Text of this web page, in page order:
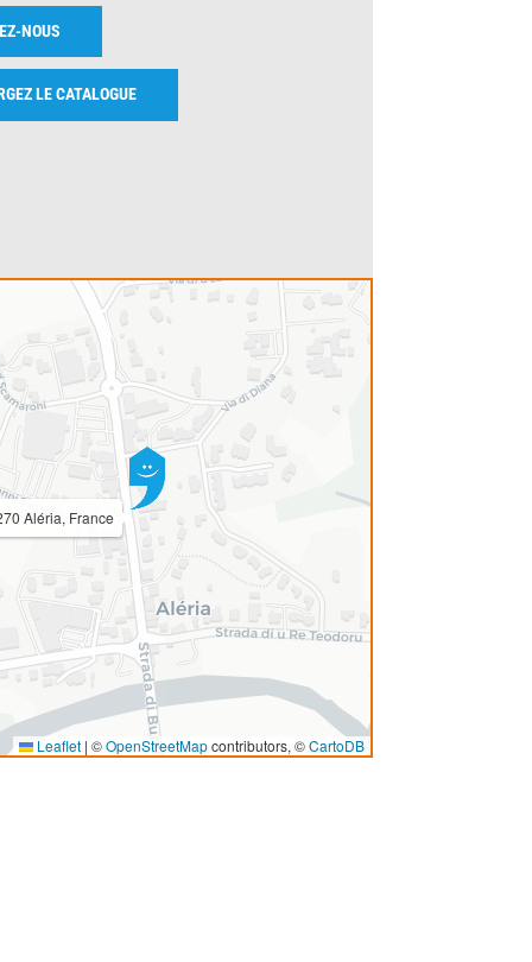
NOUS
LE CATALOGUE
Aléria, France
Leaflet | ©OpenStreetMapcontributors, ©CartoDB